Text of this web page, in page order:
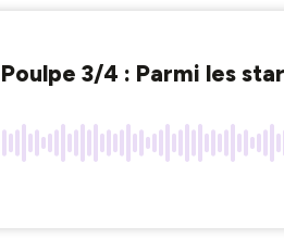
Poulpe 3/4 : Parmi les